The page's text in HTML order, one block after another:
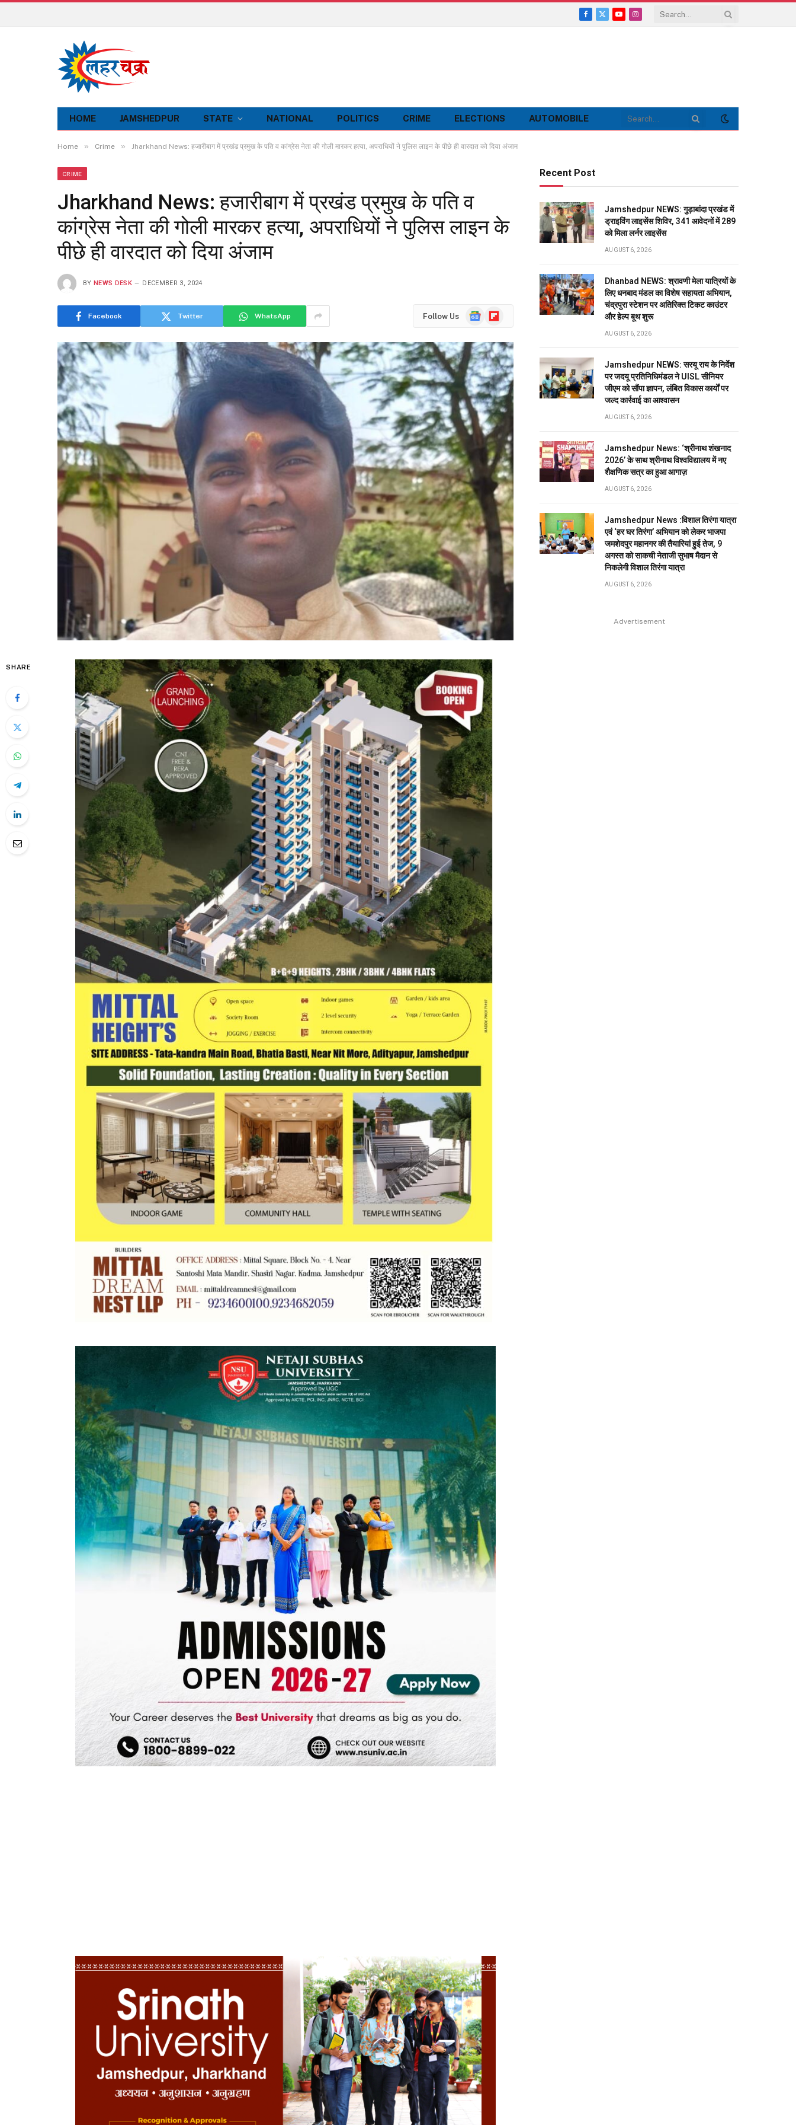
Facebook
X
YouTubeInstagram
HOME JAMSHEDPUR STATE NATIONAL POLITICS CRIME ELECTIONS AUTOMOBILE
Home » Crime » Jharkhand News: हजारीबाग में प्रखंड प्रमुख के पति व कांग्रेस नेता की गोली मारकर हत्या, अपराधियों ने पुलिस लाइन के पीछे ही वारदात को दिया अंजाम
CRIME
Jharkhand News: हजारीबाग में प्रखंड प्रमुख के पति व
कांग्रेस नेता की गोली मारकर हत्या, अपराधियों ने पुलिस लाइन के
पीछे ही वारदात को दिया अंजाम
BY NEWS DESK DECEMBER 3, 2024
Facebook Twitter WhatsApp Follow Us
GoogleFlipboard
SHARE
Recent Post
Jamshedpur NEWS: गुड़ाबांदा प्रखंड में
ड्राइविंग लाइसेंस शिविर, 341 आवेदनों में 289
को मिला लर्नर लाइसेंस
AUGUST 6, 2026
Dhanbad NEWS: श्रावणी मेला यात्रियों के
लिए धनबाद मंडल का विशेष सहायता अभियान,
चंद्रपुरा स्टेशन पर अतिरिक्त टिकट काउंटर
और हेल्प बूथ शुरू
AUGUST 6, 2026
Jamshedpur NEWS: सरयू राय के निर्देश
पर जदयू प्रतिनिधिमंडल ने UISL सीनियर
जीएम को सौंपा ज्ञापन, लंबित विकास कार्यों पर
जल्द कार्रवाई का आश्वासन
AUGUST 6, 2026
Jamshedpur News: ‘श्रीनाथ शंखनाद
2026’ के साथ श्रीनाथ विश्वविद्यालय में नए
शैक्षणिक सत्र का हुआ आगाज़
AUGUST 6, 2026
Jamshedpur News :विशाल तिरंगा यात्रा
एवं ‘हर घर तिरंगा’ अभियान को लेकर भाजपा
जमशेदपुर महानगर की तैयारियां हुई तेज, 9
अगस्त को साकची नेताजी सुभाष मैदान से
निकलेगी विशाल तिरंगा यात्रा
AUGUST 6, 2026
Advertisement